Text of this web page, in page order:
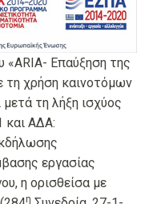
«ARIA- Επαύξηση της
τη χρήση καινοτόμων
τη λήξη ισχύος
και ΑΔΑ:
εργασίας
η ορισθείσα με
η